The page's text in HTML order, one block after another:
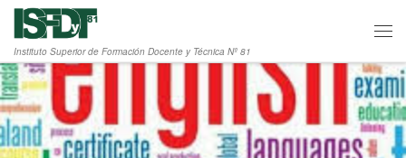
Saltar al contenido
Instituto Superior de Formación Docente y Técnica Nº 81